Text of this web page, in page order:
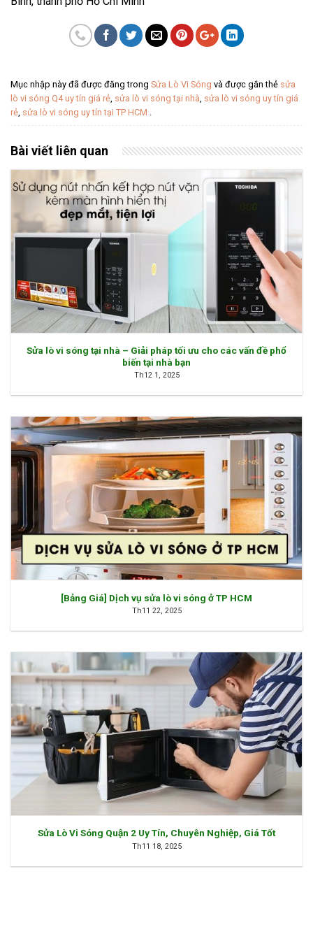
Mục nhập này đã được đăng trong Sửa Lò Vi Sóng và được gắn thẻ sửa
lò vi sóng Q4 uy tín giá rẻ, sửa lò vi sóng tại nhà, sửa lò vi sóng uy tín giá
rẻ, sửa lò vi sóng uy tín tại TP HCM .
Bài viết liên quan
Sửa lò vi sóng tại nhà – Giải pháp tối ưu cho các vấn đề phổ
biến tại nhà bạn
Th12 1, 2025
[Bảng Giá] Dịch vụ sửa lò vi sóng ở TP HCM
Th11 22, 2025
Sửa Lò Vi Sóng Quận 2 Uy Tín, Chuyên Nghiệp, Giá Tốt
Th11 18, 2025